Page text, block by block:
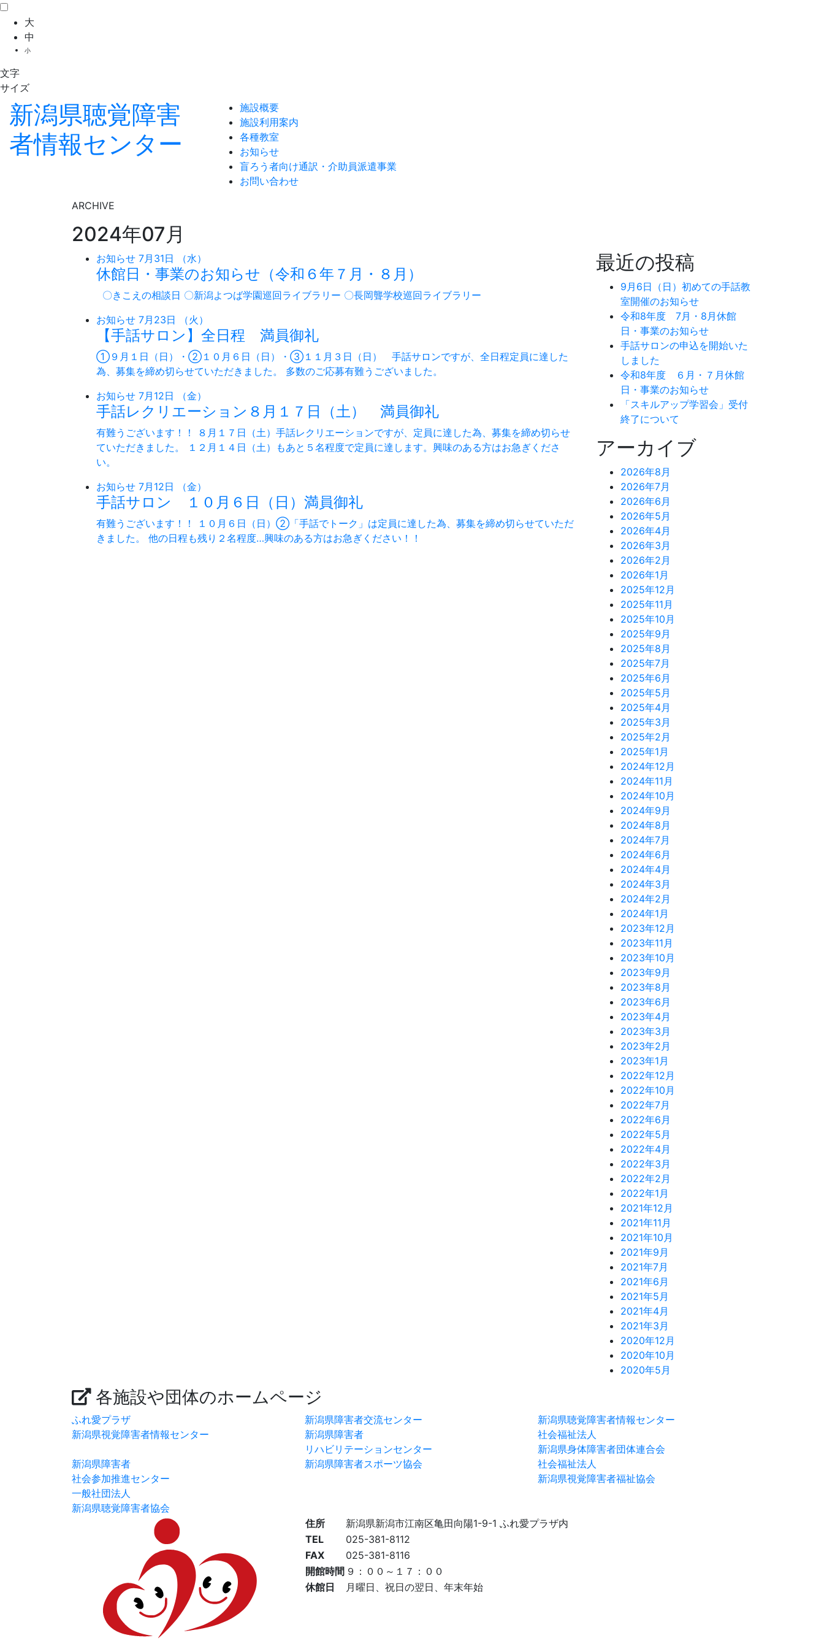
大
中
小
文字
サイズ
新潟県聴覚障害
者情報センター
施設概要
施設利用案内
各種教室
お知らせ
盲ろう者向け通訳・介助員派遣事業
お問い合わせ
ARCHIVE
2024年07月
お知らせ 7月31日 （水）
休館日・事業のお知らせ（令和６年７月・８月）
〇きこえの相談日 〇新潟よつば学園巡回ライブラリー 〇長岡聾学校巡回ライブラリー
お知らせ 7月23日 （火）
【手話サロン】全日程 満員御礼
①９月１日（日）・②１０月６日（日）・③１１月３日（日） 手話サロンですが、全日程定員に達した
為、募集を締め切らせていただきました。 多数のご応募有難うございました。
お知らせ 7月12日 （金）
手話レクリエーション８月１７日（土） 満員御礼
有難うございます！！ ８月１７日（土）手話レクリエーションですが、定員に達した為、募集を締め切らせ
ていただきました。 １２月１４日（土）もあと５名程度で定員に達します。興味のある方はお急ぎくださ
い。
お知らせ 7月12日 （金）
手話サロン １０月６日（日）満員御礼
有難うございます！！ １０月６日（日）②「手話でトーク」は定員に達した為、募集を締め切らせていただ
きました。 他の日程も残り２名程度…興味のある方はお急ぎください！！
最近の投稿
9月6日（日）初めての手話教
室開催のお知らせ
令和8年度 7月・8月休館
日・事業のお知らせ
手話サロンの申込を開始いた
しました
令和8年度 ６月・７月休館
日・事業のお知らせ
「スキルアップ学習会」受付
終了について
アーカイブ
2026年8月
2026年7月
2026年6月
2026年5月
2026年4月
2026年3月
2026年2月
2026年1月
2025年12月
2025年11月
2025年10月
2025年9月
2025年8月
2025年7月
2025年6月
2025年5月
2025年4月
2025年3月
2025年2月
2025年1月
2024年12月
2024年11月
2024年10月
2024年9月
2024年8月
2024年7月
2024年6月
2024年4月
2024年3月
2024年2月
2024年1月
2023年12月
2023年11月
2023年10月
2023年9月
2023年8月
2023年6月
2023年4月
2023年3月
2023年2月
2023年1月
2022年12月
2022年10月
2022年7月
2022年6月
2022年5月
2022年4月
2022年3月
2022年2月
2022年1月
2021年12月
2021年11月
2021年10月
2021年9月
2021年7月
2021年6月
2021年5月
2021年4月
2021年3月
2020年12月
2020年10月
2020年5月
各施設や団体のホームページ
ふれ愛プラザ 新潟県障害者交流センター
新潟県聴覚障害者情報センター
新潟県視覚障害者情報センター
新潟県障害者
リハビリテーションセンター
社会福祉法人
新潟県身体障害者団体連合会
新潟県障害者
社会参加推進センター
新潟県障害者スポーツ協会
社会福祉法人
新潟県視覚障害者福祉協会
一般社団法人
新潟県聴覚障害者協会
住所
新潟県新潟市江南区亀田向陽1-9-1 ふれ愛プラザ内
TEL
025-381-8112
FAX
025-381-8116
開館時間 ９：００～１７：００
休館日
月曜日、祝日の翌日、年末年始